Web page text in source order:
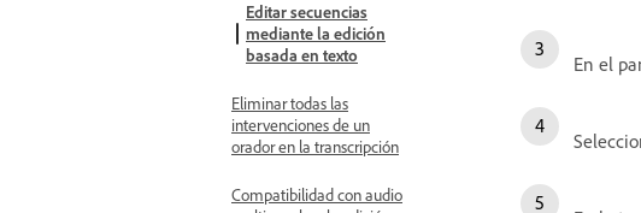
Editar secuencias
mediante la edición
basada en texto
Eliminar todas las
intervenciones de un
orador en la transcripción
Compatibilidad con audio
En el